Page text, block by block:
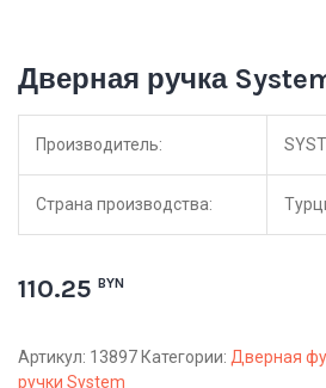
Дверная ручка
Производитель:
Страна производства:
110.25 BYN
Артикул: 13897 Категории: Дверная
ручки System